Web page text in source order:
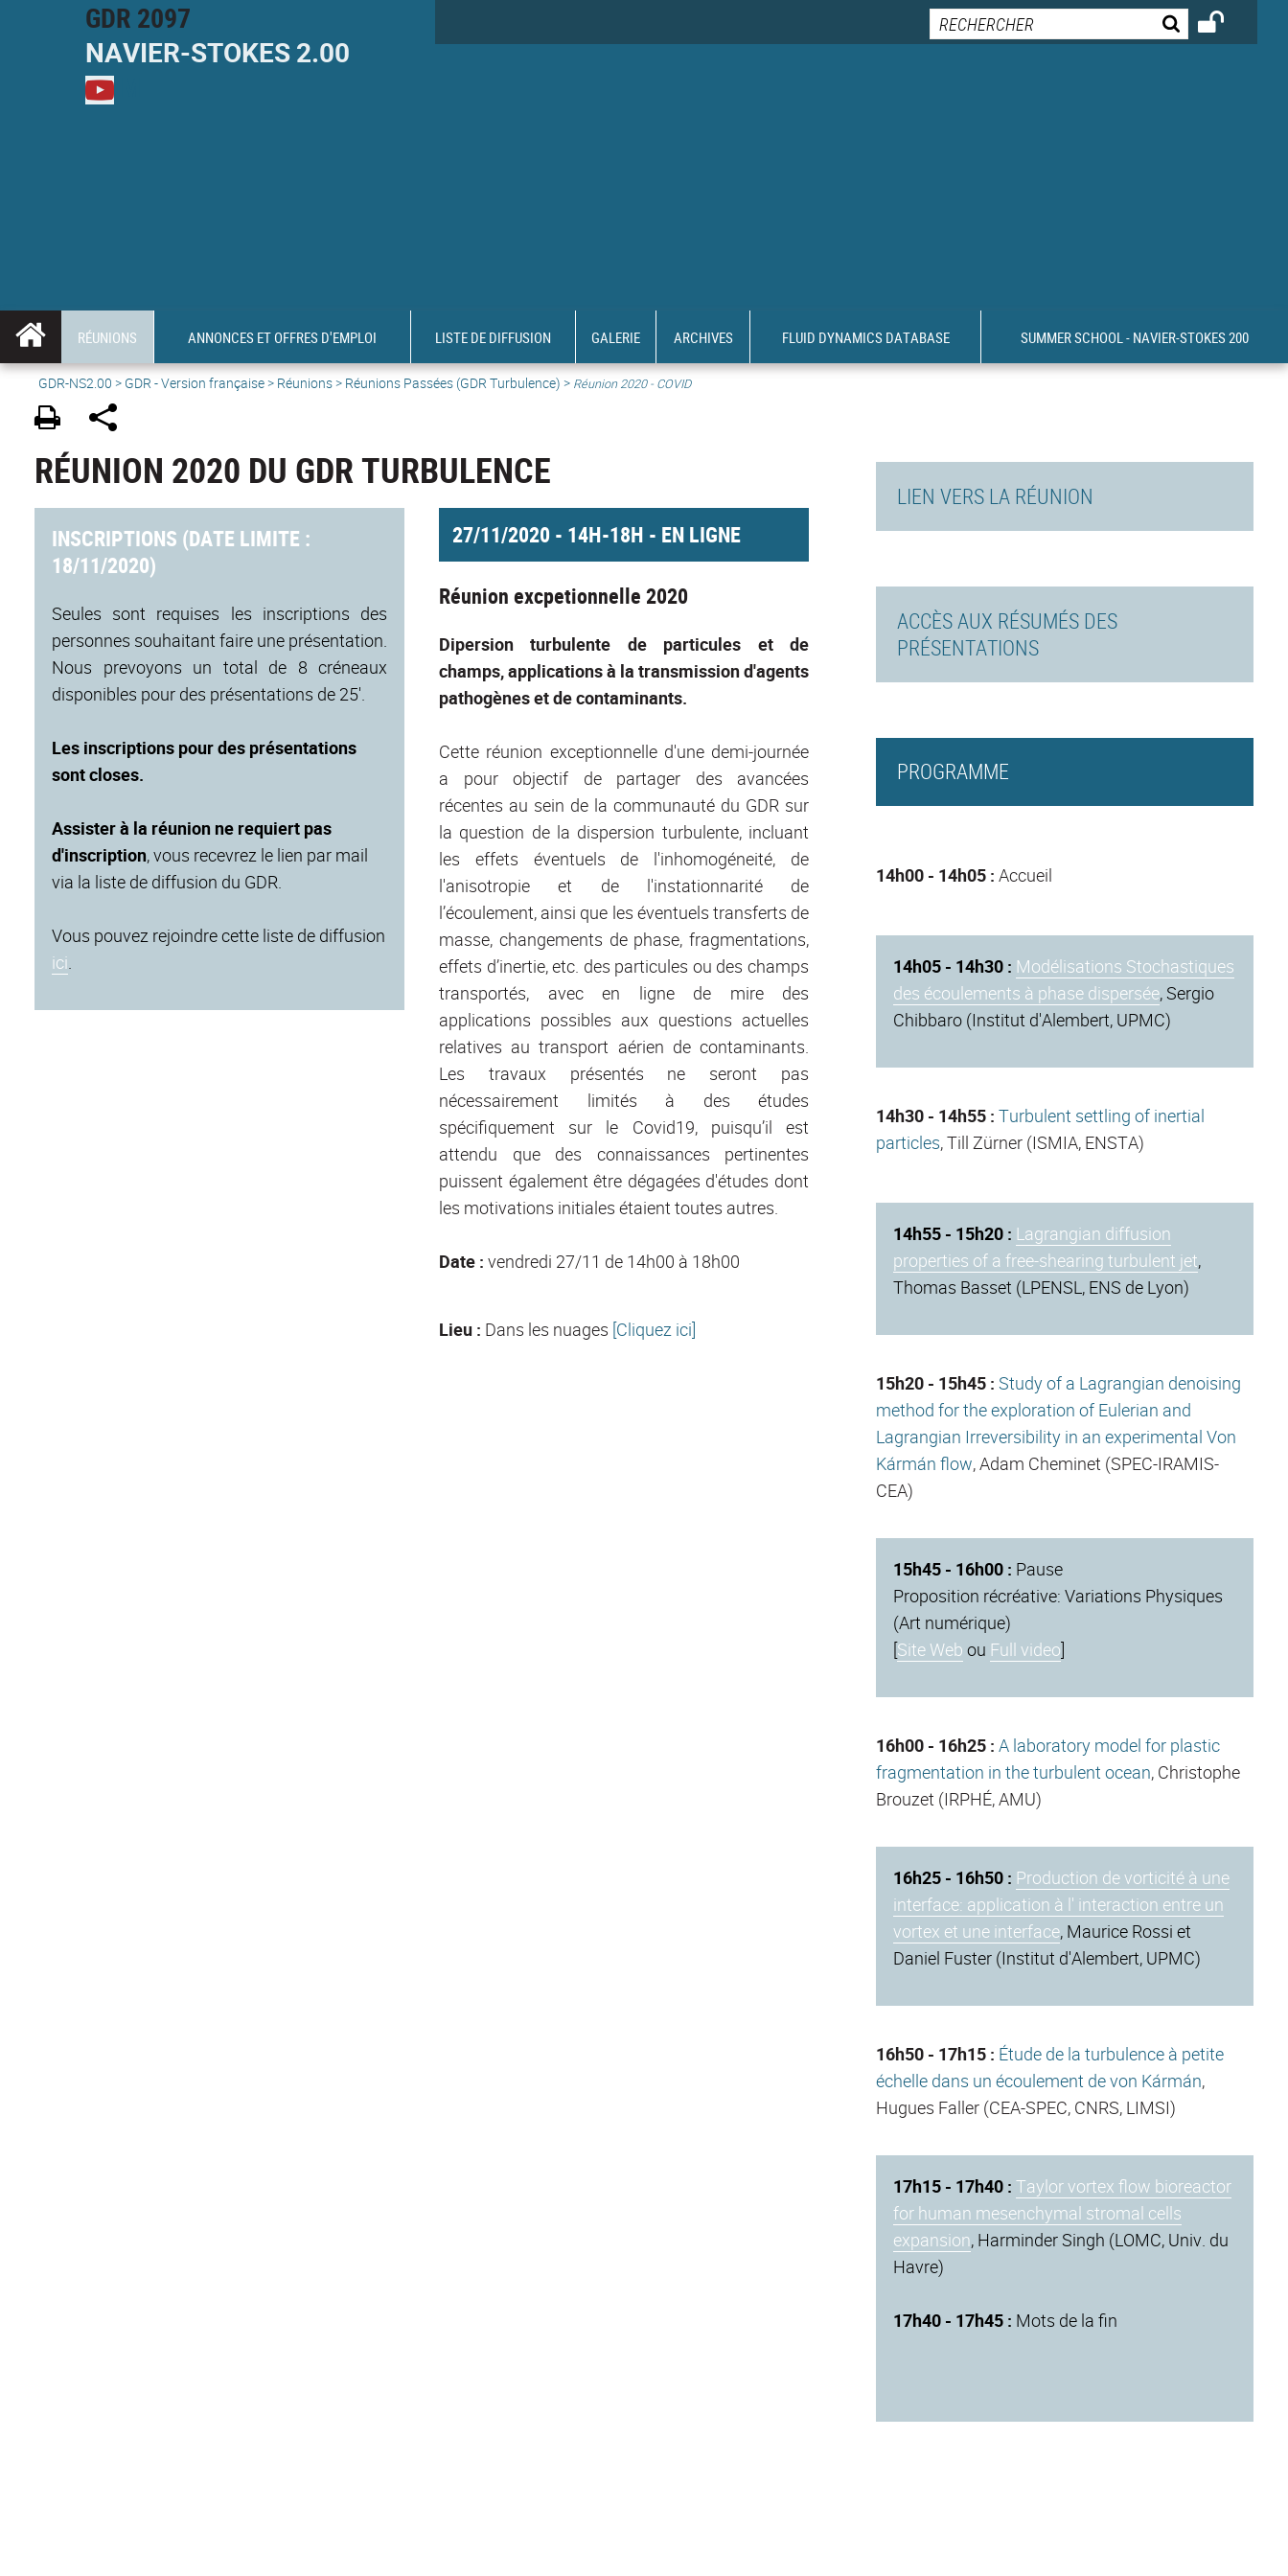
GDR 2097
NAVIER-STOKES2.00
RÉUNIONS ANNONCES ET OFFRES D'EMPLOI LISTE DE DIFFUSION GALERIE ARCHIVES FLUID DYNAMICS DATABASE SUMMER SCHOOL - NAVIER-STOKES 200
GDR-NS2.00 > GDR - Version française> Réunions> Réunions Passées (GDR Turbulence) > Réunion 2020 - COVID
RÉUNION 2020 DU GDR TURBULENCE
INSCRIPTIONS (DATE LIMITE :
18/11/2020)
Seules sont requises les inscriptions des
personnes souhaitant faire une présentation.
Nous prevoyons un total de 8 créneaux
disponibles pour des présentations de 25'.
Les inscriptions pour des présentations
sont closes.
Assister à la réunion ne requiert pas
d'inscription, vous recevrez le lien par mail
via la liste de diffusion du GDR.
Vous pouvez rejoindre cette liste de diffusion
ici.
27/11/2020 - 14H-18H - EN LIGNE
Réunion excpetionnelle 2020
Dipersion turbulente de particules et de
champs, applications à la transmission d'agents
pathogènes et de contaminants.
Cette réunion exceptionnelle d'une demi-journée
a pour objectif de partager des avancées
récentes au sein de la communauté du GDR sur
la question de la dispersion turbulente, incluant
les effets éventuels de l'inhomogéneité, de
l'anisotropie et de l'instationnarité de
l’écoulement, ainsi que les éventuels transferts de
masse, changements de phase, fragmentations,
effets d’inertie, etc. des particules ou des champs
transportés, avec en ligne de mire des
applications possibles aux questions actuelles
relatives au transport aérien de contaminants.
Les travaux présentés ne seront pas
nécessairement limités à des études
spécifiquement sur le Covid19, puisqu’il est
attendu que des connaissances pertinentes
puissent également être dégagées d'études dont
les motivations initiales étaient toutes autres.
Date : vendredi 27/11 de 14h00 à 18h00
Lieu : Dans les nuages [Cliquez ici]
LIEN VERS LA RÉUNION
ACCÈS AUX RÉSUMÉS DES
PRÉSENTATIONS
PROGRAMME
14h00 - 14h05 : Accueil
14h05 - 14h30 : Modélisations Stochastiques
des écoulements à phase dispersée, Sergio
Chibbaro (Institut d'Alembert, UPMC)
14h30 - 14h55 : Turbulent settling of inertial
particles, Till Zürner (ISMIA, ENSTA)
14h55 - 15h20 : Lagrangian diffusion
properties of a free-shearing turbulent jet,
Thomas Basset (LPENSL, ENS de Lyon)
15h20 - 15h45 : Study of a Lagrangian denoising
method for the exploration of Eulerian and
Lagrangian Irreversibility in an experimental Von
Kármán flow, Adam Cheminet (SPEC-IRAMIS-
CEA)
15h45 - 16h00 : Pause
Proposition récréative: Variations Physiques
(Art numérique)
[Site Web ou Full video]
16h00 - 16h25 : A laboratory model for plastic
fragmentation in the turbulent ocean, Christophe
Brouzet (IRPHÉ, AMU)
16h25 - 16h50 : Production de vorticité à une
interface: application à l' interaction entre un
vortex et une interface, Maurice Rossi et
Daniel Fuster (Institut d'Alembert, UPMC)
16h50 - 17h15 : Étude de la turbulence à petite
échelle dans un écoulement de von Kármán,
Hugues Faller (CEA-SPEC, CNRS, LIMSI)
17h15 - 17h40 : Taylor vortex flow bioreactor
for human mesenchymal stromal cells
expansion, Harminder Singh (LOMC, Univ. du
Havre)
17h40 - 17h45 : Mots de la fin